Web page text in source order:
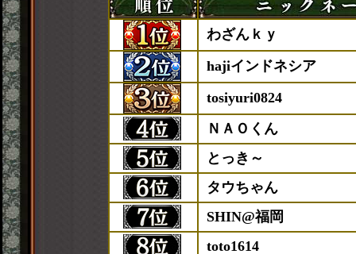
わざんｋｙ
hajiインドネシア
tosiyuri0824
ＮＡＯくん
とっき～
タウちゃん
SHIN@福岡
toto1614